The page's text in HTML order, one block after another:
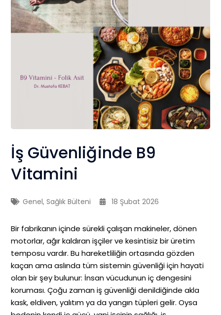
İş Güvenliğinde B9
Vitamini
Genel,Sağlık Bülteni 18 Şubat 2026
Bir fabrikanın içinde sürekli çalışan makineler, dönen
motorlar, ağır kaldıran işçiler ve kesintisiz bir üretim
temposu vardır. Bu hareketliliğin ortasında gözden
kaçan ama aslında tüm sistemin güvenliği için hayati
olan bir şey bulunur: İnsan vücudunun iç dengesini
koruması. Çoğu zaman iş güvenliği denildiğinde akla
kask, eldiven, yalıtım ya da yangın tüpleri gelir. Oysa